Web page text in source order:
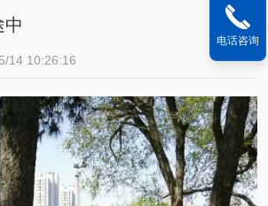
中
14 10:26:16
电话咨询